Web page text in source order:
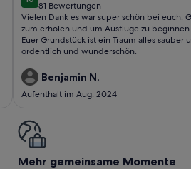
10 von 10
81 Bewertungen
(81
bewertungen)
Vielen Dank es war super schön bei euch.
zum erholen und um Ausflüge zu beginnen.
Euer Grundstück ist ein Traum alles sauber
ordentlich und wunderschön.
Benjamin N.
Aufenthalt im Aug. 2024
Mehr gemeinsame Momente